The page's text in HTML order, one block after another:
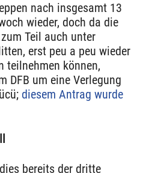
nach insgesamt 13
wieder, doch da die
Teil auch unter
erst peu a peu wieder
teilnehmen können,
DFB um eine Verlegung
diesem Antrag wurde
bereits der dritte